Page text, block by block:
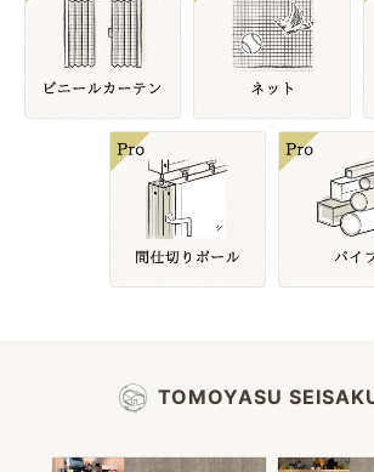
TOMOYASU